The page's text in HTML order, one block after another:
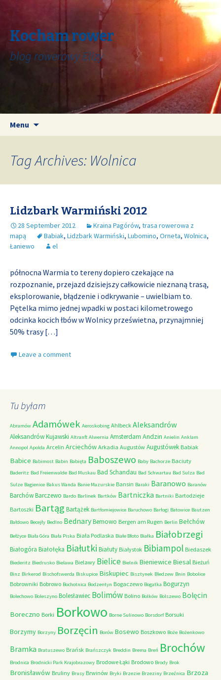
Kocham rower
blog rowerowy Elizy
Menu
Tag Archives: Wolnica
Lidzbark Warmiński 2012
28 September 2012 Kraina Pagórów, trasa rowerowa z
mapą
Babiak, Lidzbark Warmiński, Lubomino, Orneta, Wolnica,
Łaniewo
el
północna Warmia to tereny dopiero czekające na
rozpoznanie, przejazd dzisiejszy całkowicie nieznaną trasą,
eksplorowanie, błądzenie i odkrywanie – uwielbiam to.
Pętelka mimo jednej wpadki w postaci kilometrowego
odcinka kocich łbów w Wolnicy prześwietna, przynajmniej
50% trasy[…]
Leave a comment
Tu byłam
Abramów Adamówek Aeroskobing Ahlbeck Aleksandrów
Aleksandrów Kujawski Altranft Alwernia Amsterdam Andzin Anielin Anklam
Annopol Apolda Arcelin Arciechów Arkadia Augustów Augustówek Babiak
Babice Babimost Babin Babięta Baboszewo Baby Bachorze Baciuty
Baderitz Bad Freienwalde Bad Muskau Bad Schandau Bad Schwartau Bad Sulza Bad
Sulze Bagienice Bakus Wanda Banie Mazurskie Bansin Baraki Baranowo Baranów
BarchówBarczewo Bardo Barlinek Bartków Bartniczka Bartniki Bartodzieje
Bartoszki Bartąg Bartążek Bartłomiejowice Baruchowo Barłogi Batowice Bautzen
Bałdowo Becejły Bedlno BednaryBemowo Bergen am Rugen Berlin Bełchów
Bełżyce Biała Góra Biała Piska Biała Podlaska Białe Błoto Białka Białobrzegi
Białogóra Białołęka Białutki Białuty Białystok Bibiampol Biedaszek
Biederitz Biedrusko Bielawa Bielawy Bielice Bielnik Bieniewice Biesal Bieżuń
Binz Birkerod Bischofswerda Biskupice Biskupiec Bisztynek Bledzew Bnin Bobolice
Bobrowniki Bobrowo Bochotnica Bodzentyn Bogaczewo Bogatka Bogurzyn
Bolechowo Boleszyno Bolesławiec Bolimów Bolino Bolków Bolszewo Bolęcin
Boreczno Borki Borkowo Borne Sulinowo Borsdorf Borsuki
Borzymy Borzyny Borzęcin Borów Bosewo Boszkowo Boże Bożenkowo
Bramka Bratuszewo Brańsk Brańszczyk Breddin Brema Breń Brochów
Brodnica Brodnicki Park Krajobrazowy Brodowe Łąki Brodowo Brody Brok
Bronisławów Bruliny Brusy Brwinów Bryki Brzezie Brzeziny Brzeźnica Brzoza